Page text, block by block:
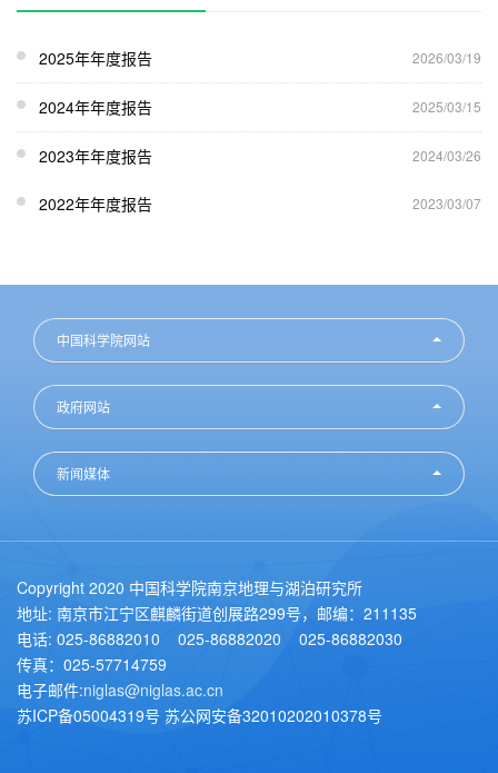
2026/03/19
2025年年度报告
2025/03/15
2024年年度报告
2024/03/26
2023年年度报告
2023/03/07
2022年年度报告
中国科学院网站
政府网站
新闻媒体
Copyright 2020 中国科学院南京地理与湖泊研究所
地址: 南京市江宁区麒麟街道创展路299号，邮编：211135
电话: 025-86882010 025-86882020 025-86882030
传真：025-57714759
电子邮件:niglas@niglas.ac.cn
苏ICP备05004319号 苏公网安备32010202010378号